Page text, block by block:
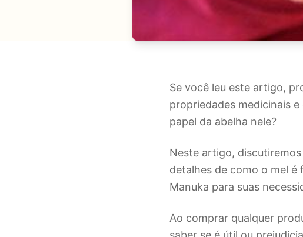
Se você leu este artigo,
propriedades medicinais
papel da abelha nele?
Neste artigo,
detalhes de como o mel é
Manuka para suas
Ao comprar qualquer